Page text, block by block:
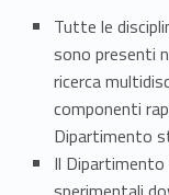
i
Tutte le
sono presenti
ricerca
componenti
Dipartimento
Il Dipartimento